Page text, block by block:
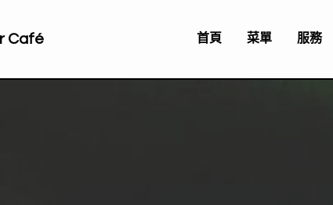
Café 首頁 菜單 服務